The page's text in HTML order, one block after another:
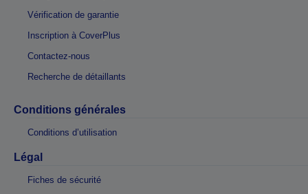
Vérification de garantie
Inscription à CoverPlus
Contactez-nous
Recherche de détaillants
Conditions générales
Conditions d’utilisation
Légal
Fiches de sécurité